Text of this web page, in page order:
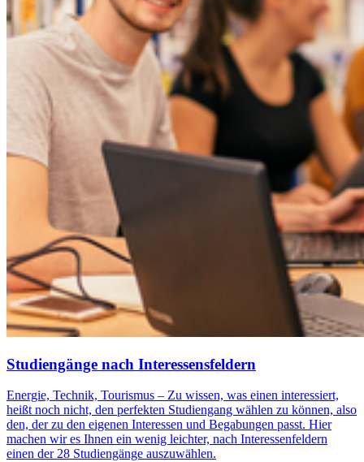
Stu­di­en­gän­ge nach In­ter­es­sens­fel­dern
Energie, Technik, Tourismus – Zu wissen, was einen interessiert,
heißt noch nicht, den perfekten Studiengang wählen zu können, also
den, der zu den eigenen Interessen und Begabungen passt. Hier
machen wir es Ihnen ein wenig leichter, nach Interessenfeldern
einen der 28 Studiengänge auszuwählen.